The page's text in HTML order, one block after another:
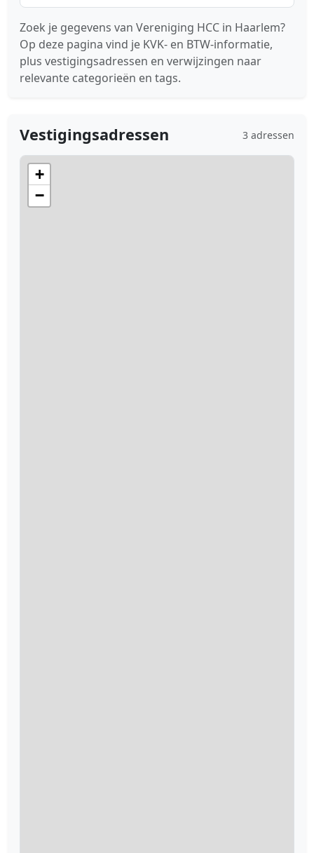
Zoek je gegevens van Vereniging HCC in Haarlem?
Op deze pagina vind je KVK- en BTW-informatie,
plus vestigingsadressen en verwijzingen naar
relevante categorieën en tags.
Vestigingsadressen 3 adressen
+
−